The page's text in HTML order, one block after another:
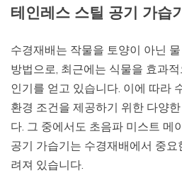
테인레스 스틸 공기 가습기
수경재배는 작물을 토양이 아닌
방법으로, 최근에는 식물을 효과
인기를 얻고 있습니다. 이에 따라
환경 조건을 제공하기 위한 다양
다. 그 중에서도 초음파 미스트 메
공기 가습기는 수경재배에서 중
려져 있습니다.